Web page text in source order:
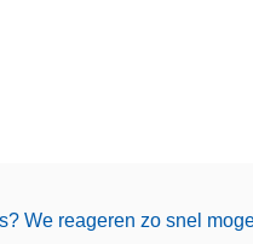
We reageren zo snel